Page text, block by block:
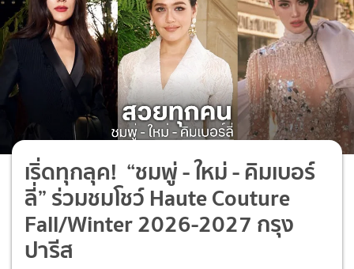
เริ่ดทุกลุค! “ชมพู่ - ใหม่ - คิมเบอร์
ลี่” ร่วมชมโชว์ Haute Couture
Fall/Winter 2026-2027 กรุง
ปารีส